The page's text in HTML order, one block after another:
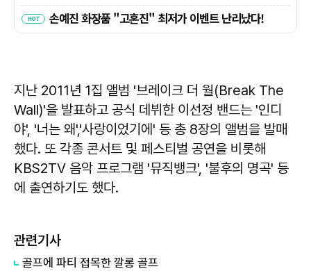
지난 2011년 1집 앨범 '브레이크 더 월(Break The
Wall)'을 발표하고 공식 데뷔한 이선정 밴드는 '인디
야', '너는 왜','사랑이었기에' 등 총 8장의 앨범을 발매
했다. 또 각종 콘서트 및 페스티벌 공연을 비롯해
KBS2TV 음악 프로그램 '뮤직뱅크', '불후의 명곡' 등
에 출연하기도 했다.
관련기사
​골프에 파티 접목한 깔롱 골프